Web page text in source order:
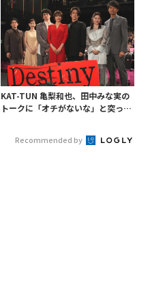
KAT-TUN 亀梨和也、田中みな実の
トークに「オチがないな」と突っ込
Recommended by